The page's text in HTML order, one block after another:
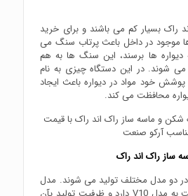
راک بسیار کم می باشند و برای خرید
موجود در داخل باعث پرتاب سنگ می
دیواره ها برسند، این سنگ ها به هم
شوند. در این دستگاه چیزی به نام
پوشش خود مواد در دیواره باعث ایجاد
محافظت می کند.
ساز راک اند راک
در دو مدل مختلف تولید می شوند. مدل